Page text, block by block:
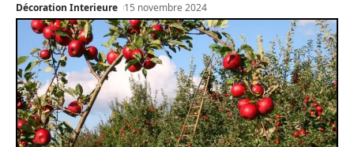
Décoration Interieure 15 novembre 2024